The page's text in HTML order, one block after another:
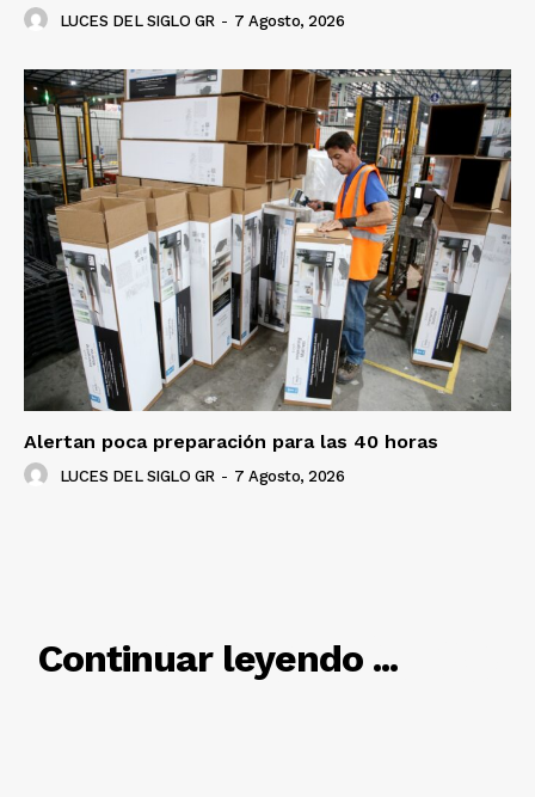
Luces
Del Siglo
LUCES DEL SIGLO GR - 7 Agosto, 2026
Alertan poca preparación para las 40 horas
LUCES DEL SIGLO GR - 7 Agosto, 2026
Continuar leyendo ...
RELACIONADO